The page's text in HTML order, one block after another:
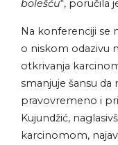
bolešću“, poručila
Na konferenciji se
o niskom odazivu
otkrivanja
smanjuje šansu
pravovremeno i
Kujundžić,
karcinomom,